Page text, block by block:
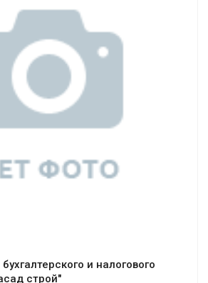
Смотреть проект
и налогового
строй"